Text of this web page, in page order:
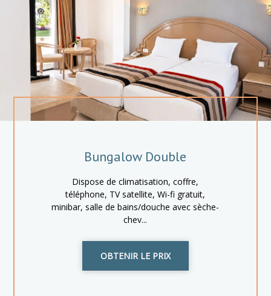
Bungalow Double
Dispose de climatisation, coffre,
téléphone, TV satellite, Wi-fi gratuit,
minibar, salle de bains/douche avec sèche-
chev...
OBTENIR LE PRIX